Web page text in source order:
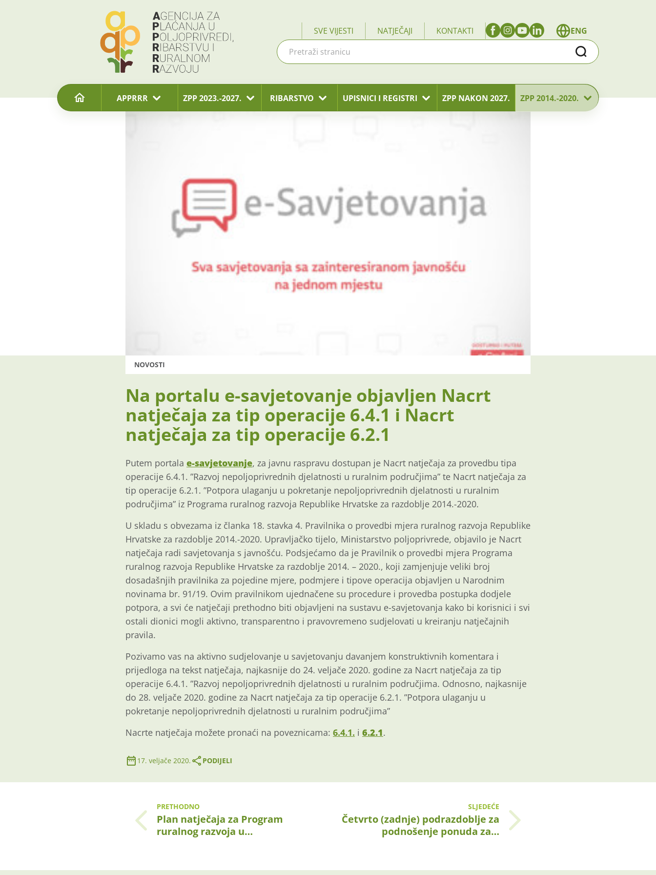
SVE VIJESTI NATJEČAJI KONTAKTI
ENG
Traži
APPRRR ZPP 2023.-2027. RIBARSTVO UPISNICI I REGISTRI ZPP NAKON 2027. ZPP 2014.-2020.
NOVOSTI
Na portalu e-savjetovanje objavljen Nacrt
natječaja za tip operacije 6.4.1 i Nacrt
natječaja za tip operacije 6.2.1
Putem portala e-savjetovanje, za javnu raspravu dostupan je Nacrt natječaja za provedbu tipa
operacije 6.4.1. ”Razvoj nepoljoprivrednih djelatnosti u ruralnim područjima” te Nacrt natječaja za
tip operacije 6.2.1. ”Potpora ulaganju u pokretanje nepoljoprivrednih djelatnosti u ruralnim
područjima” iz Programa ruralnog razvoja Republike Hrvatske za razdoblje 2014.-2020.
U skladu s obvezama iz članka 18. stavka 4. Pravilnika o provedbi mjera ruralnog razvoja Republike
Hrvatske za razdoblje 2014.-2020. Upravljačko tijelo, Ministarstvo poljoprivrede, objavilo je Nacrt
natječaja radi savjetovanja s javnošću. Podsjećamo da je Pravilnik o provedbi mjera Programa
ruralnog razvoja Republike Hrvatske za razdoblje 2014. – 2020., koji zamjenjuje veliki broj
dosadašnjih pravilnika za pojedine mjere, podmjere i tipove operacija objavljen u Narodnim
novinama br. 91/19. Ovim pravilnikom ujednačene su procedure i provedba postupka dodjele
potpora, a svi će natječaji prethodno biti objavljeni na sustavu e-savjetovanja kako bi korisnici i svi
ostali dionici mogli aktivno, transparentno i pravovremeno sudjelovati u kreiranju natječajnih
pravila.
Pozivamo vas na aktivno sudjelovanje u savjetovanju davanjem konstruktivnih komentara i
prijedloga na tekst natječaja, najkasnije do 24. veljače 2020. godine za Nacrt natječaja za tip
operacije 6.4.1. ”Razvoj nepoljoprivrednih djelatnosti u ruralnim područjima. Odnosno, najkasnije
do 28. veljače 2020. godine za Nacrt natječaja za tip operacije 6.2.1. ”Potpora ulaganju u
pokretanje nepoljoprivrednih djelatnosti u ruralnim područjima”
Nacrte natječaja možete pronaći na poveznicama: 6.4.1. i 6.2.1.
17. veljače 2020. PODIJELI
PRETHODNO
Plan natječaja za Program
ruralnog razvoja u…
SLJEDEĆE
Četvrto (zadnje) podrazdoblje za
podnošenje ponuda za…